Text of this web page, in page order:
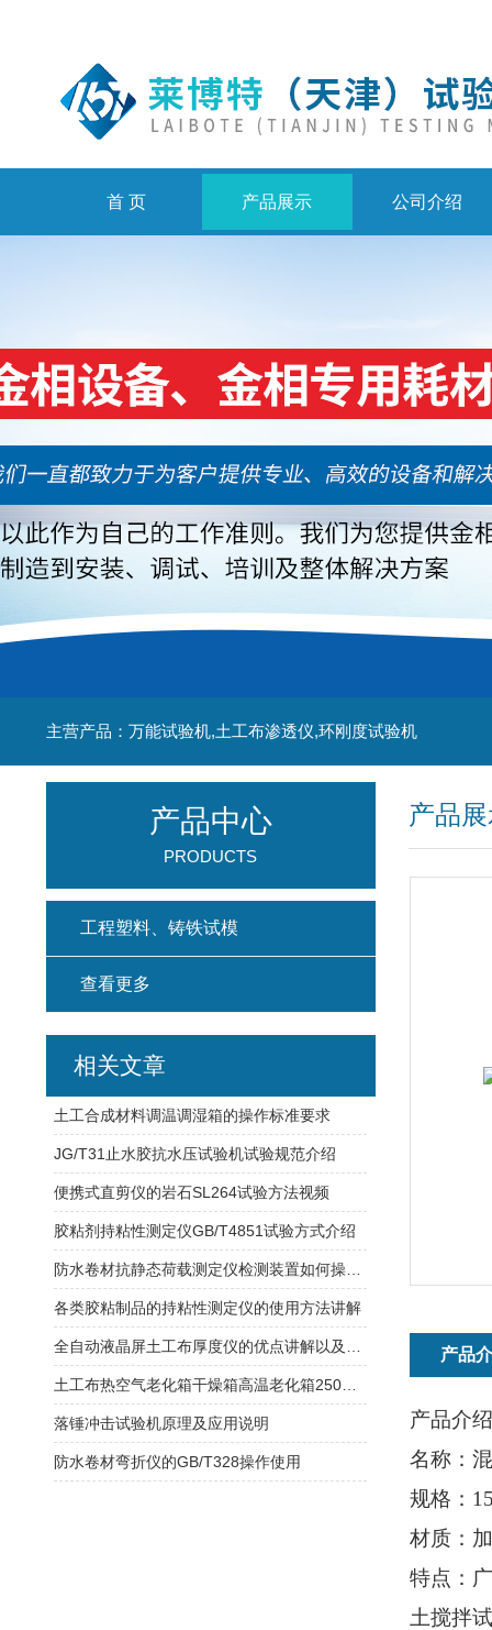
首 页 产品展示 公司介绍
主营产品：万能试验机,土工布渗透仪,环刚度试验机
产品
产品
产品介
名称：
规格：
材质：
特点：
土搅拌
产品中心
PRODUCTS
工程塑料、铸铁试模
查看更多
相关文章
土工合成材料调温调湿箱的操作标准要求
JG/T31止水胶抗水压试验机试验规范介绍
便携式直剪仪的岩石SL264试验方法视频
胶粘剂持粘性测定仪GB/T4851试验方式介绍
各类胶粘制品的持粘性测定仪的使用方法讲解
落锤冲击试验机原理及应用说明
防水卷材弯折仪的GB/T328操作使用